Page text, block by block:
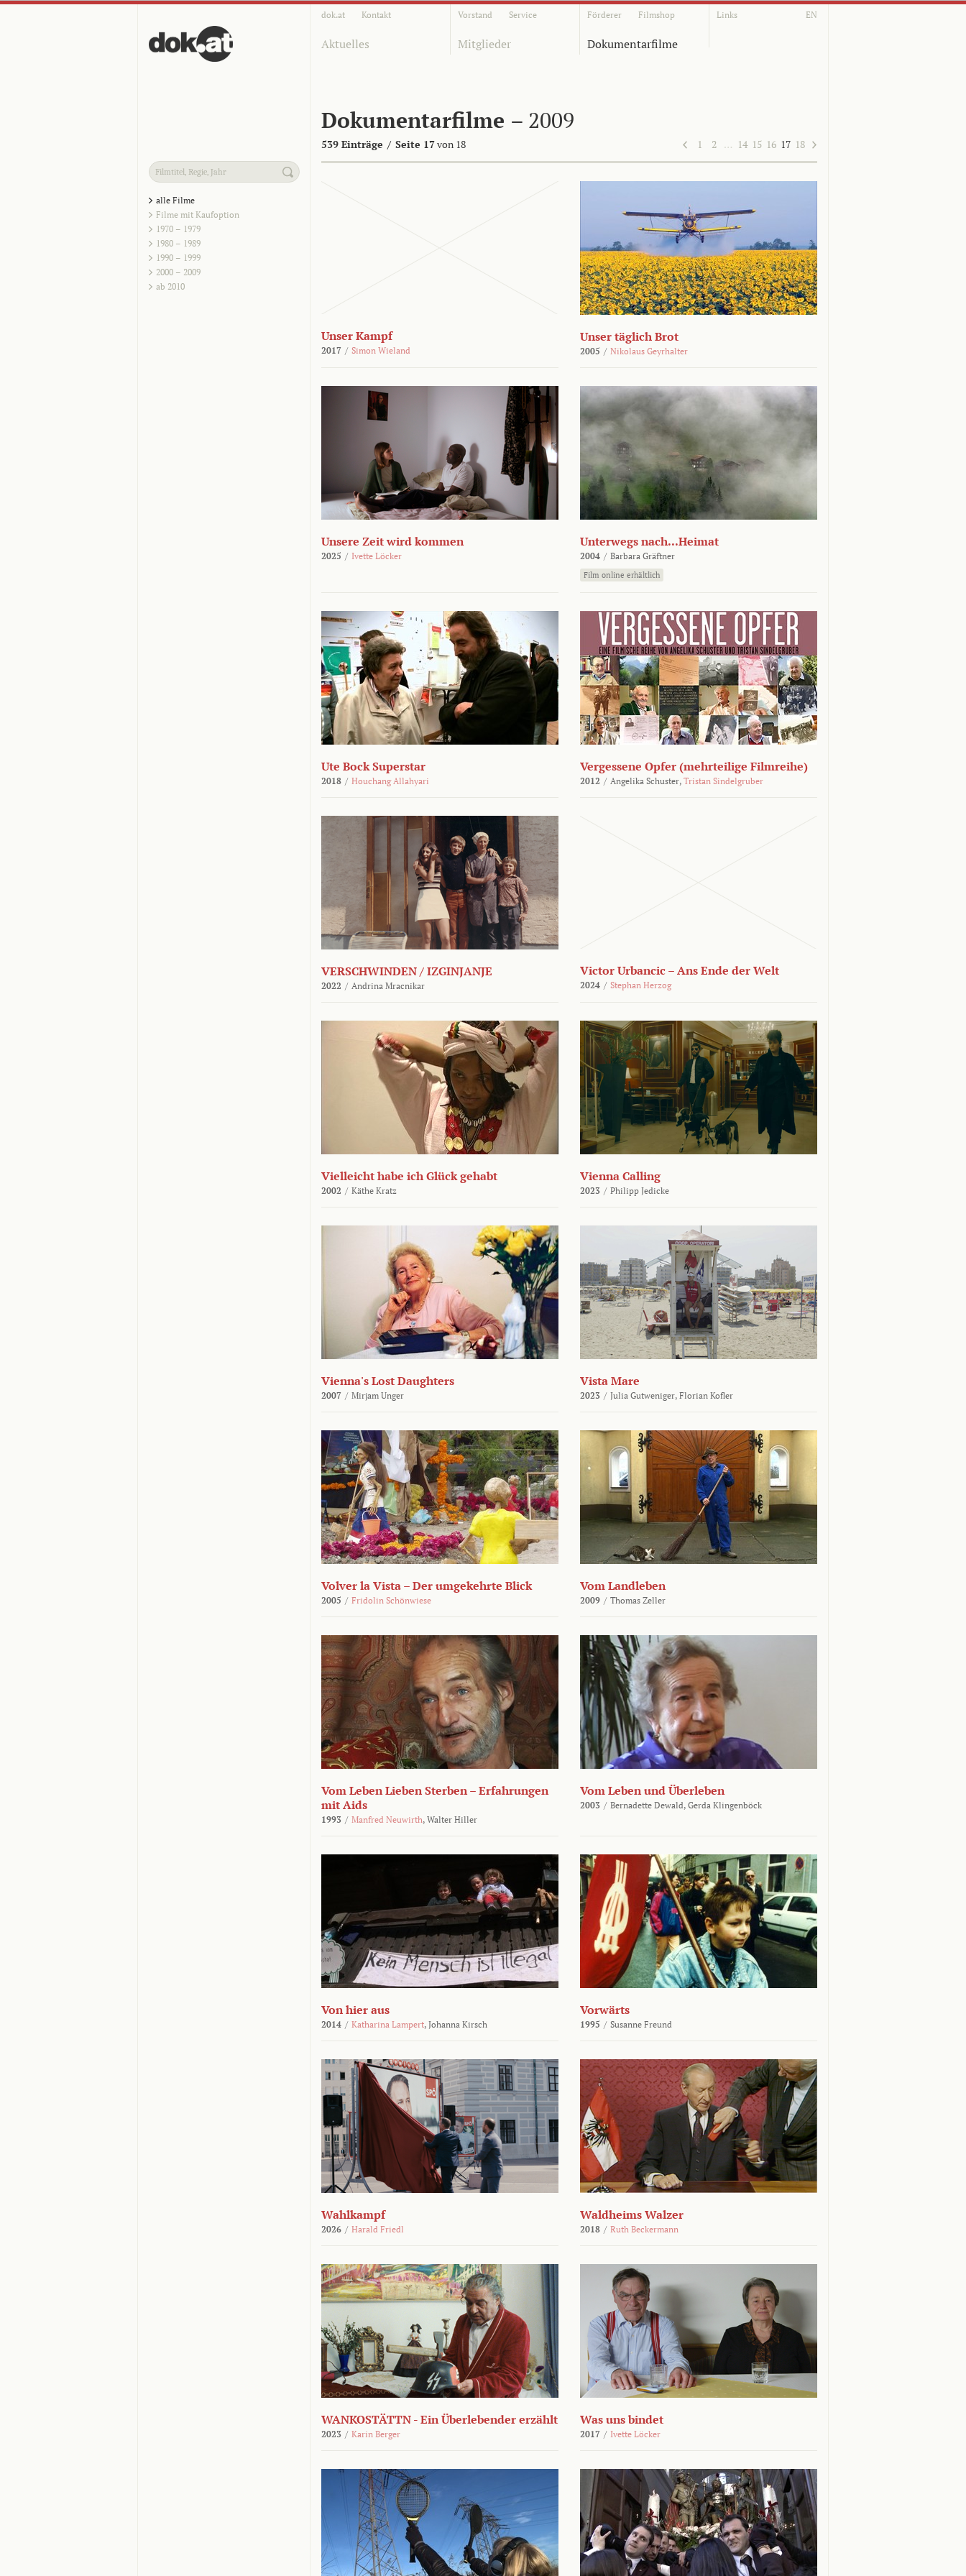
dok.at Kontakt Vorstand Service Förderer Filmshop Links EN
Aktuelles Mitglieder Dokumentarfilme
Dokumentarfilme – 2009
539 Einträge / Seite 17von 18 1 2 … 14 15 16 17 18
alle Filme
Filme mit Kaufoption
1970 – 1979
1980 – 1989
1990 – 1999
2000 – 2009
ab 2010
Unser Kampf
2017 / Simon Wieland
Unser täglich Brot
2005 / Nikolaus Geyrhalter
Unsere Zeit wird kommen
2025 / Ivette Löcker
Unterwegs nach...Heimat
2004 / Barbara Gräftner
Film online erhältlich
Ute Bock Superstar
2018 / Houchang Allahyari
Vergessene Opfer (mehrteilige Filmreihe)
2012 / Angelika Schuster, Tristan Sindelgruber
VERSCHWINDEN / IZGINJANJE
2022 / Andrina Mracnikar
Victor Urbancic – Ans Ende der Welt
2024 / Stephan Herzog
Vielleicht habe ich Glück gehabt
2002 / Käthe Kratz
Vienna Calling
2023 / Philipp Jedicke
Vienna's Lost Daughters
2007 / Mirjam Unger
Vista Mare
2023 / Julia Gutweniger, Florian Kofler
Volver la Vista – Der umgekehrte Blick
2005 / Fridolin Schönwiese
Vom Landleben
2009 / Thomas Zeller
Vom Leben Lieben Sterben – Erfahrungen
mit Aids
1993 / Manfred Neuwirth, Walter Hiller
Vom Leben und Überleben
2003 / Bernadette Dewald, Gerda Klingenböck
Von hier aus
2014 / Katharina Lampert, Johanna Kirsch
Vorwärts
1995 / Susanne Freund
Wahlkampf
2026 / Harald Friedl
Waldheims Walzer
2018 / Ruth Beckermann
WANKOSTÄTTN - Ein Überlebender erzählt
2023 / Karin Berger
Was uns bindet
2017 / Ivette Löcker